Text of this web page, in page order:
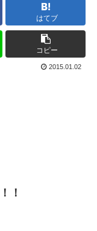
はてブ
コピー
2015.01.02
！